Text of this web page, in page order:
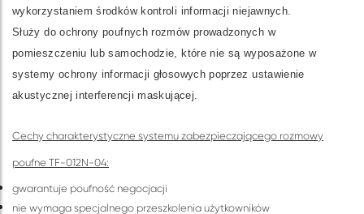
wykorzystaniem środków kontroli informacji niejawnych.
Służy do ochrony poufnych rozmów prowadzonych w
pomieszczeniu lub samochodzie, które nie są wyposażone w
systemy ochrony informacji głosowych poprzez ustawienie
akustycznej interferencji maskującej.
Cechy charakterystyczne systemu zabezpieczającego rozmowy
poufne TF-012N-04:
gwarantuje poufność negocjacji
nie wymaga specjalnego przeszkolenia użytkowników